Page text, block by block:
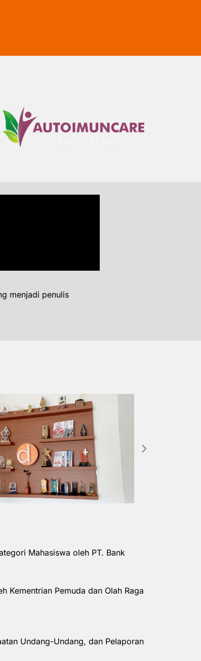
menjadi penulis
Mahasiswa oleh PT. Bank
Kementrian Pemuda dan Olah Raga
Undang-Undang, dan Pelaporan